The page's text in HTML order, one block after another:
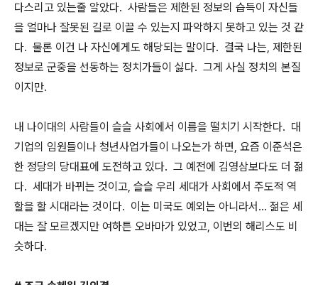
다스리고 있는줄 알았다. 사람들은 제한된 정보의 습득이 자신들
을 얼마나 잘못된 길로 이끌 수 있는지 파악하지 못하고 있는 것 같
다. 물론 이건 나 자신에게도 해당되는 말이다. 결국 나는, 제한된
정보로 군중을 선동하는 정치가들이 싫다. 그게 사실 정치의 본질
이지만.
내 나이대의 사람들이 슬슬 사회에서 이름을 떨치기 시작한다. 대
기업의 임원들이나 청년사업가들이 나오는가 하면, 요즘 이준석은
한 정당의 당대표에 도전하고 있다. 그 예전에 김영삼보다도 더 젊
다. 세대가 바뀌는 것이고, 슬슬 우리 세대가 사회에서 주도적 역
할을 할 시대라는 것이다. 이는 미국도 예외는 아니라서... 젊은 세
대는 잘 모르겠지만 여하튼 오바마가 있었고, 이번의 해리스도 비
슷하다.